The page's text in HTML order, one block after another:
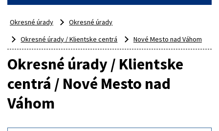
Okresné úrady
Okresné úrady
Okresné úrady / Klientske centrá
Nové Mesto nad Váhom
Okresné úrady / Klientske
centrá / Nové Mesto nad
Váhom